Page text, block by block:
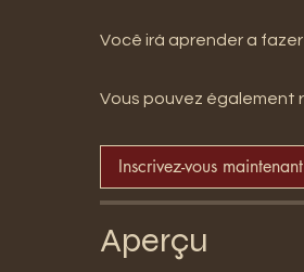
Você irá aprender a
Vous pouvez également
Inscrivez-vous maintenant
Aperçu